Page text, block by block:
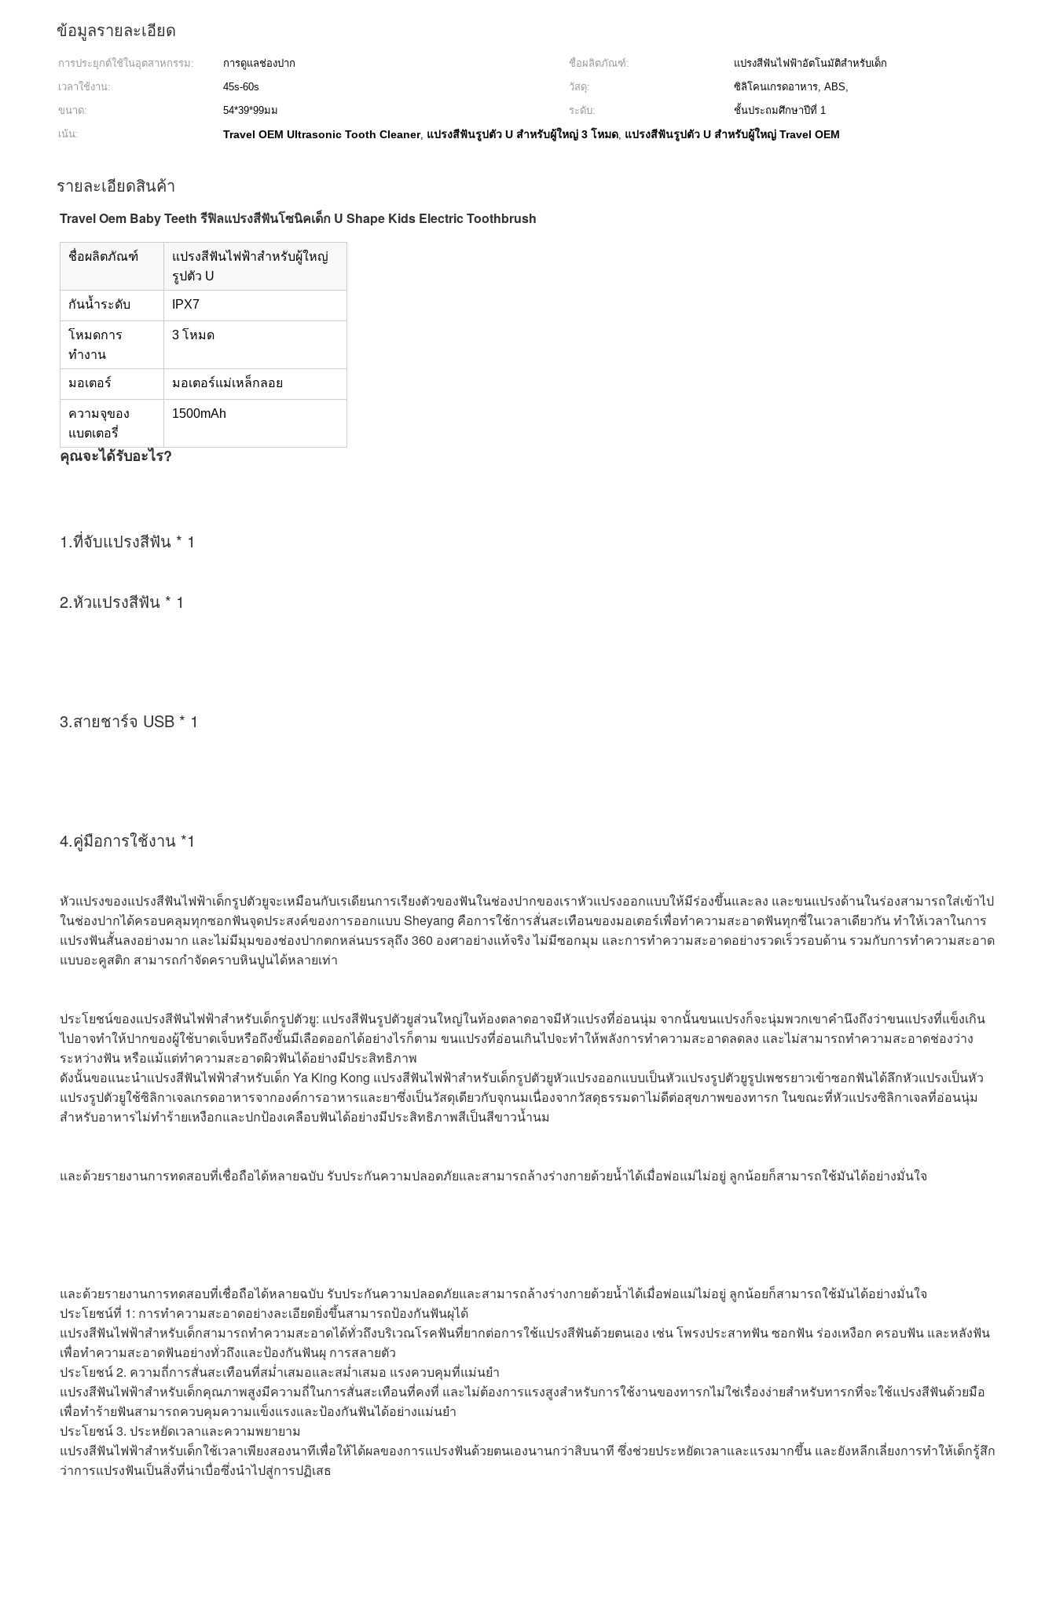
ข้อมูลรายละเอียด
การประยุกต์ใช้ในอุตสาหกรรม: การดูแลช่องปาก ชื่อผลิตภัณฑ์:
แปรงสีฟันไฟฟ้าอัตโนมัติสำหรับเด็ก
เวลาใช้งาน:
45s-60s วัสดุ:
ซิลิโคนเกรดอาหาร, ABS,
ขนาด:
54*39*99มม ระดับ:
ชั้นประถมศึกษาปีที่ 1
เน้น:
Travel OEM Ultrasonic Tooth Cleaner, แปรงสีฟันรูปตัว U สำหรับผู้ใหญ่ 3 โหมด, แปรงสีฟันรูปตัว U สำหรับผู้ใหญ่ Travel OEM
รายละเอียดสินค้า
Travel Oem Baby Teeth รีฟิลแปรงสีฟันโซนิคเด็ก U Shape Kids Electric Toothbrush
ชื่อผลิตภัณฑ์
แปรงสีฟันไฟฟ้าสำหรับผู้ใหญ่
รูปตัว U
กันน้ำระดับ IPX7
โหมดการ
ทำงาน
3 โหมด
มอเตอร์ มอเตอร์แม่เหล็กลอย
ความจุของ
แบตเตอรี่
1500mAh
คุณจะได้รับอะไร?
1.ที่จับแปรงสีฟัน * 1
2.หัวแปรงสีฟัน * 1
3.สายชาร์จ USB * 1
4.คู่มือการใช้งาน *1
หัวแปรงของแปรงสีฟันไฟฟ้าเด็กรูปตัวยูจะเหมือนกับเรเดียนการเรียงตัวของฟันในช่องปากของเราหัวแปรงออกแบบให้มีร่องขึ้นและลง และขนแปรงด้านในร่องสามารถใส่เข้าไป
ในช่องปากได้ครอบคลุมทุกซอกฟันจุดประสงค์ของการออกแบบ Sheyang คือการใช้การสั่นสะเทือนของมอเตอร์เพื่อทำความสะอาดฟันทุกซี่ในเวลาเดียวกัน ทำให้เวลาในการ
แปรงฟันสั้นลงอย่างมาก และไม่มีมุมของช่องปากตกหล่นบรรลุถึง 360 องศาอย่างแท้จริง ไม่มีซอกมุม และการทำความสะอาดอย่างรวดเร็วรอบด้าน รวมกับการทำความสะอาด
แบบอะคูสติก สามารถกำจัดคราบหินปูนได้หลายเท่า
ประโยชน์ของแปรงสีฟันไฟฟ้าสำหรับเด็กรูปตัวยู: แปรงสีฟันรูปตัวยูส่วนใหญ่ในท้องตลาดอาจมีหัวแปรงที่อ่อนนุ่ม จากนั้นขนแปรงก็จะนุ่มพวกเขาคำนึงถึงว่าขนแปรงที่แข็งเกิน
ไปอาจทำให้ปากของผู้ใช้บาดเจ็บหรือถึงขั้นมีเลือดออกได้อย่างไรก็ตาม ขนแปรงที่อ่อนเกินไปจะทำให้พลังการทำความสะอาดลดลง และไม่สามารถทำความสะอาดช่องว่าง
ระหว่างฟัน หรือแม้แต่ทำความสะอาดผิวฟันได้อย่างมีประสิทธิภาพ
ดังนั้นขอแนะนำแปรงสีฟันไฟฟ้าสำหรับเด็ก Ya King Kong แปรงสีฟันไฟฟ้าสำหรับเด็กรูปตัวยูหัวแปรงออกแบบเป็นหัวแปรงรูปตัวยูรูปเพชรยาวเข้าซอกฟันได้ลึกหัวแปรงเป็นหัว
แปรงรูปตัวยูใช้ซิลิกาเจลเกรดอาหารจากองค์การอาหารและยาซึ่งเป็นวัสดุเดียวกับจุกนมเนื่องจากวัสดุธรรมดาไม่ดีต่อสุขภาพของทารก ในขณะที่หัวแปรงซิลิกาเจลที่อ่อนนุ่ม
สำหรับอาหารไม่ทำร้ายเหงือกและปกป้องเคลือบฟันได้อย่างมีประสิทธิภาพสีเป็นสีขาวน้ำนม
และด้วยรายงานการทดสอบที่เชื่อถือได้หลายฉบับ รับประกันความปลอดภัยและสามารถล้างร่างกายด้วยน้ำได้เมื่อพ่อแม่ไม่อยู่ ลูกน้อยก็สามารถใช้มันได้อย่างมั่นใจ
และด้วยรายงานการทดสอบที่เชื่อถือได้หลายฉบับ รับประกันความปลอดภัยและสามารถล้างร่างกายด้วยน้ำได้เมื่อพ่อแม่ไม่อยู่ ลูกน้อยก็สามารถใช้มันได้อย่างมั่นใจ
ประโยชน์ที่ 1: การทำความสะอาดอย่างละเอียดยิ่งขึ้นสามารถป้องกันฟันผุได้
แปรงสีฟันไฟฟ้าสำหรับเด็กสามารถทำความสะอาดได้ทั่วถึงบริเวณโรคฟันที่ยากต่อการใช้แปรงสีฟันด้วยตนเอง เช่น โพรงประสาทฟัน ซอกฟัน ร่องเหงือก ครอบฟัน และหลังฟัน
เพื่อทำความสะอาดฟันอย่างทั่วถึงและป้องกันฟันผุ การสลายตัว
ประโยชน์ 2. ความถี่การสั่นสะเทือนที่สม่ำเสมอและสม่ำเสมอ แรงควบคุมที่แม่นยำ
แปรงสีฟันไฟฟ้าสำหรับเด็กคุณภาพสูงมีความถี่ในการสั่นสะเทือนที่คงที่ และไม่ต้องการแรงสูงสำหรับการใช้งานของทารกไม่ใช่เรื่องง่ายสำหรับทารกที่จะใช้แปรงสีฟันด้วยมือ
เพื่อทำร้ายฟันสามารถควบคุมความแข็งแรงและป้องกันฟันได้อย่างแม่นยำ
ประโยชน์ 3. ประหยัดเวลาและความพยายาม
แปรงสีฟันไฟฟ้าสำหรับเด็กใช้เวลาเพียงสองนาทีเพื่อให้ได้ผลของการแปรงฟันด้วยตนเองนานกว่าสิบนาที ซึ่งช่วยประหยัดเวลาและแรงมากขึ้น และยังหลีกเลี่ยงการทำให้เด็กรู้สึก
ว่าการแปรงฟันเป็นสิ่งที่น่าเบื่อซึ่งนำไปสู่การปฏิเสธ